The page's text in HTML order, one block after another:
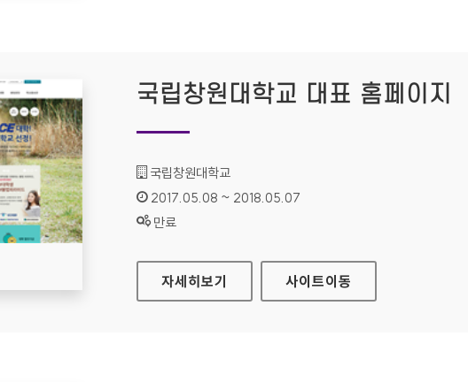
국립창원대학교 대표 홈페이지
기관명 :
국립창원대학교
인증기간 :
2017.05.08 ~ 2018.05.07
상태 :
만료
국립창원대학교 대표 홈페이지
자세히보기 사이트이동